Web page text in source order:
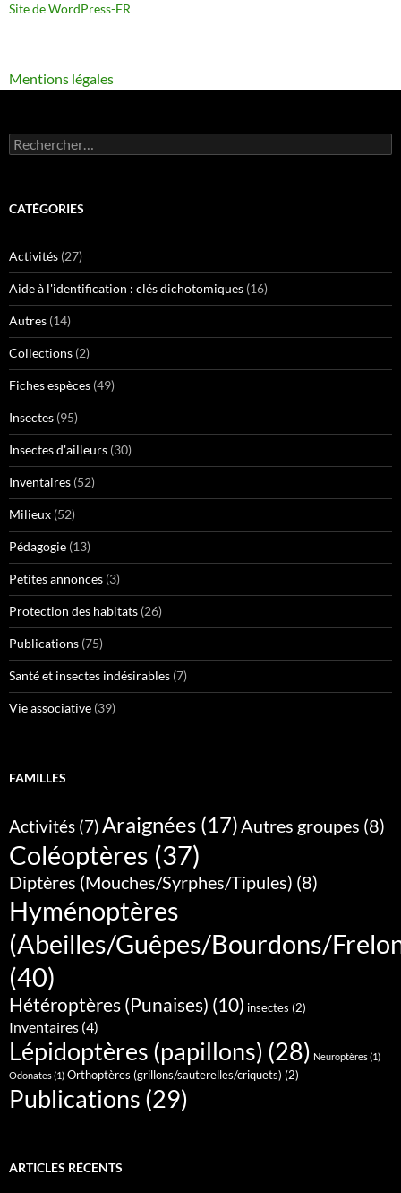
Site de WordPress-FR
Mentions légales
Rechercher :
CATÉGORIES
Activités (27)
Aide à l'identification : clés dichotomiques (16)
Autres (14)
Collections (2)
Fiches espèces (49)
Insectes (95)
Insectes d'ailleurs (30)
Inventaires (52)
Milieux (52)
Pédagogie (13)
Petites annonces (3)
Protection des habitats (26)
Publications (75)
Santé et insectes indésirables (7)
Vie associative (39)
FAMILLES
Activités (7)Araignées (17)Autres groupes (8)
Coléoptères (37)
Diptères (Mouches/Syrphes/Tipules) (8)
Hyménoptères
(Abeilles/Guêpes/Bourdons/
(40)
Hétéroptères (Punaises) (10) insectes (2)
Inventaires (4)
Lépidoptères (papillons) (28) Neuroptères(1)
Odonates(1) Orthoptères (grillons/sauterelles/criquets) (2)
Publications (29)
ARTICLES RÉCENTS